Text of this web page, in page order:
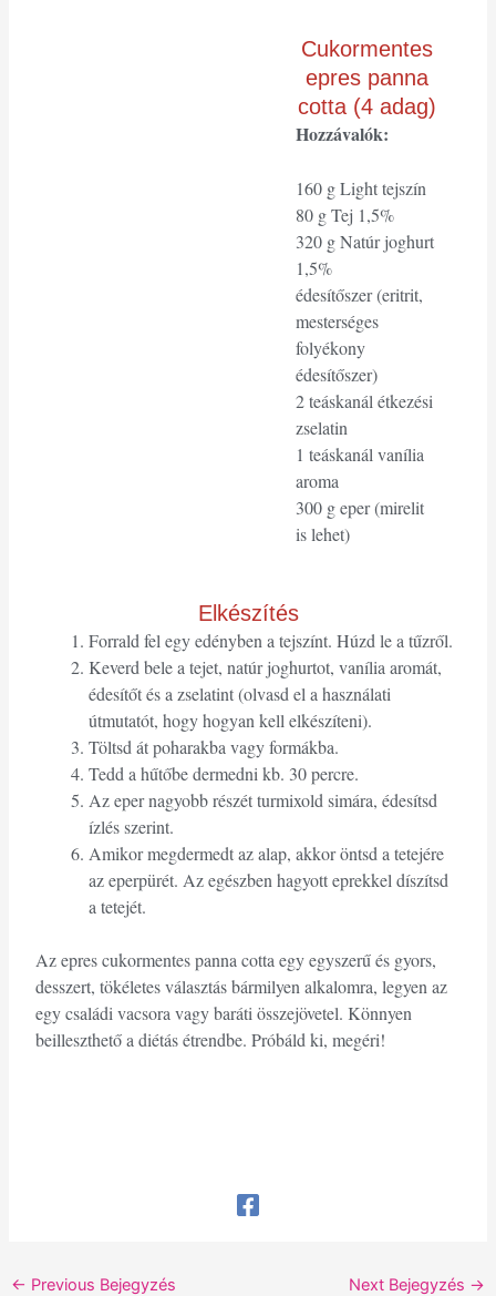
Cukormentes
epres panna
cotta (4 adag)
Hozzávalók:
160 g Light tejszín
80 g Tej 1,5%
320 g Natúr joghurt
1,5%
édesítőszer (eritrit,
mesterséges
folyékony
édesítőszer)
2 teáskanál étkezési
zselatin
1 teáskanál vanília
aroma
300 g eper (mirelit
is lehet)
Elkészítés
Forrald fel egy edényben a tejszínt. Húzd le a tűzről.
Keverd bele a tejet, natúr joghurtot, vanília aromát,
édesítőt és a zselatint (olvasd el a használati
útmutatót, hogy hogyan kell elkészíteni).
Töltsd át poharakba vagy formákba.
Tedd a hűtőbe dermedni kb. 30 percre.
Az eper nagyobb részét turmixold simára, édesítsd
ízlés szerint.
Amikor megdermedt az alap, akkor öntsd a tetejére
az eperpürét. Az egészben hagyott eprekkel díszítsd
a tetejét.
Az epres cukormentes panna cotta egy egyszerű és gyors,
desszert, tökéletes választás bármilyen alkalomra, legyen az
egy családi vacsora vagy baráti összejövetel. Könnyen
beilleszthető a diétás étrendbe. Próbáld ki, megéri!
← Previous Bejegyzés Next Bejegyzés →